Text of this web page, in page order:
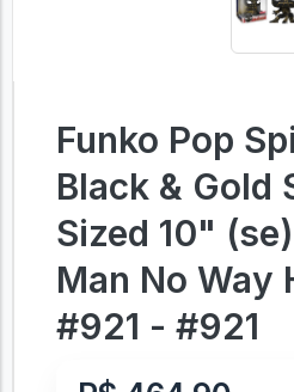
Funko Pop
Black & Gold
Sized 10"
Man No Way
#921 - #921